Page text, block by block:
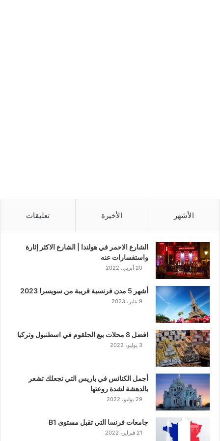
الأشهر الأخيرة تعليقات
الشارع الاحمر في هولندا | الشارع الاكثر إثارة
واستفسارات عنه
20 أبريل، 2022
أشهر 5 مدن فرنسية قريبة من سويسرا 2023
9 يناير، 2023
افضل 8 محلات بيع الحلقوم في اسطنبول وتركيا
3 يوليو، 2022
أجمل الكنائس في باريس التي تجعلك تشعر
بالدهشة لشدة روعتها
29 يوليو، 2022
جامعات فرنسا التي تقبل مستوى B1
21 فبراير، 2022